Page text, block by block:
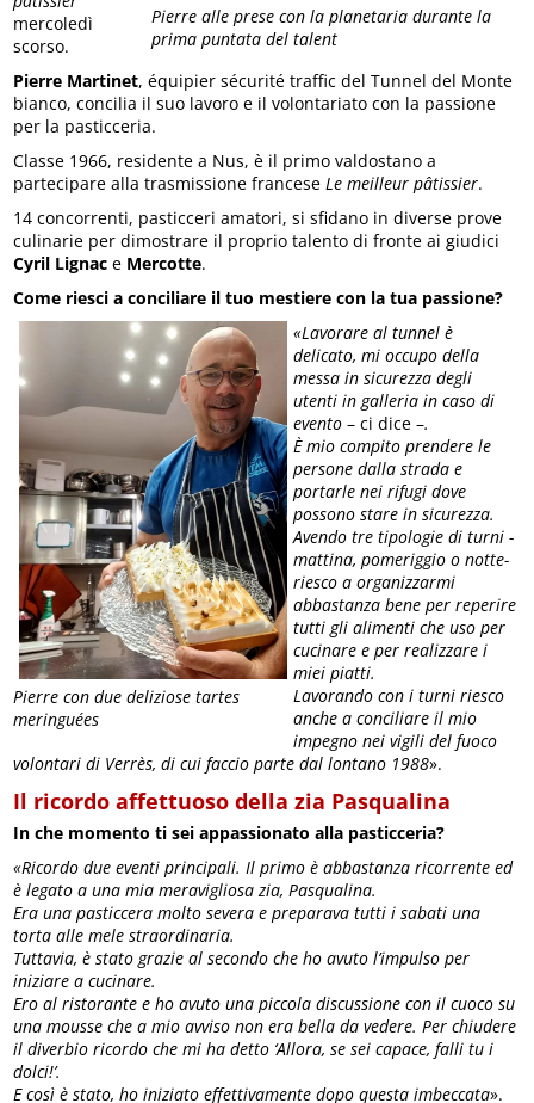
Pierre alle prese con la planetaria durante la
prima puntata del talent
mercoledì
scorso.
Pierre Martinet, équipier sécurité traffic del Tunnel del Monte
bianco, concilia il suo lavoro e il volontariato con la passione
per la pasticceria.
Classe 1966, residente a Nus, è il primo valdostano a
partecipare alla trasmissione franceseLe meilleur pâtissier.
14 concorrenti, pasticceri amatori, si sfidano in diverse prove
culinarie per dimostrare il proprio talento di fronte ai giudici
Cyril Lignac e Mercotte.
Come riesci a conciliare il tuo mestiere con la tua passione?
Pierre con due deliziose tartes
meringuées
«Lavorare al tunnel è
delicato, mi occupo della
messa in sicurezza degli
utenti in galleria in caso di
evento – ci dice –.
È mio compito prendere le
persone dalla strada e
portarle nei rifugi dove
possono stare in sicurezza.
Avendo tre tipologie di turni -
mattina, pomeriggio o notte-
riesco a organizzarmi
abbastanza bene per reperire
tutti gli alimenti che uso per
cucinare e per realizzare i
miei piatti.
Lavorando con i turni riesco
anche a conciliare il mio
impegno nei vigili del fuoco
volontari di Verrès, di cui faccio parte dal lontano 1988».
Il ricordo affettuoso della zia Pasqualina
In che momento ti sei appassionato alla pasticceria?
«Ricordo due eventi principali. Il primo è abbastanza ricorrente ed
è legato a una mia meravigliosa zia, Pasqualina.
Era una pasticcera molto severa e preparava tutti i sabati una
torta alle mele straordinaria.
Tuttavia, è stato grazie al secondo che ho avuto l’impulso per
iniziare a cucinare.
Ero al ristorante e ho avuto una piccola discussione con il cuoco su
una mousse che a mio avviso non era bella da vedere. Per chiudere
il diverbio ricordo che mi ha detto ‘Allora, se sei capace, falli tu i
dolci!’.
E così è stato, ho iniziato effettivamente dopo questa imbeccata».